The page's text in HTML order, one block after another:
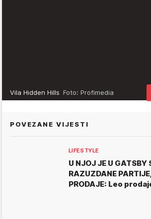
Vila Hidden Hills Foto: Profimedia
POVEZANE VIJESTI
LIFESTYLE
U NJOJ JE U GATSBY
RAZUZDANE
PRODAJE: Leo